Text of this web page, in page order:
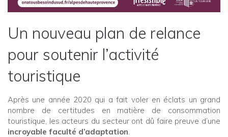
Un nouveau plan de relance
pour soutenir l’activité
touristique
Après une année 2020 qui a fait voler en éclats un grand
nombre de certitudes en matière de consommation
touristique, les acteurs du secteur ont dû faire preuve d’une
incroyable faculté d’adaptation